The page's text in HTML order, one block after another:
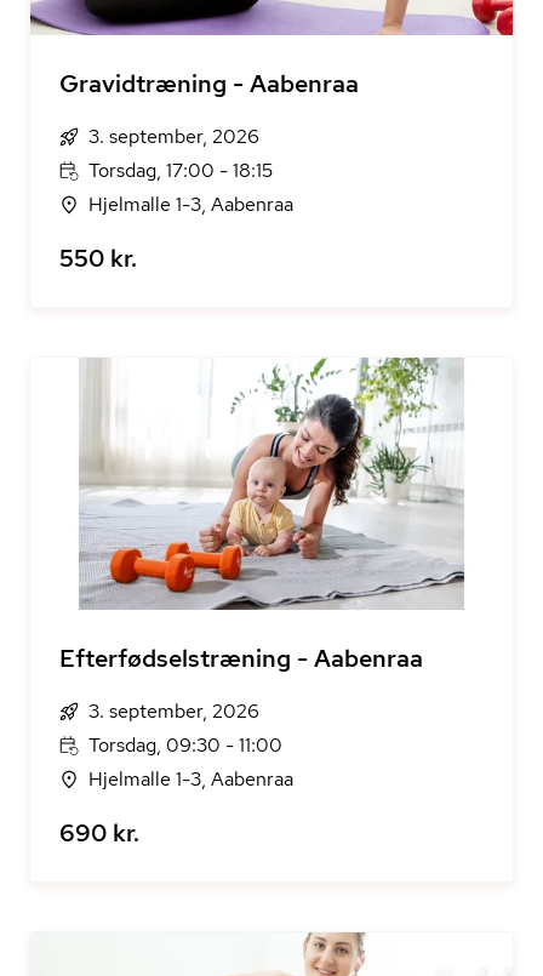
Gravidtræning - Aabenraa
3. september, 2026
Torsdag, 17:00 - 18:15
Hjelmalle 1-3, Aabenraa
550 kr.
Efterfødselstræning - Aabenraa
3. september, 2026
Torsdag, 09:30 - 11:00
Hjelmalle 1-3, Aabenraa
690 kr.